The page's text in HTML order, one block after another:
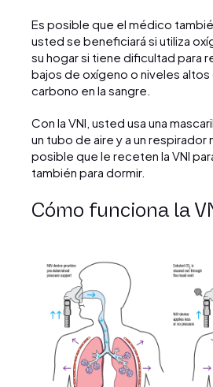
Es posible que el médico
usted se beneficiará si utiliza
su hogar si tiene dificultad para
bajos de oxígeno o niveles
carbono en la sangre.
Con la VNI, usted usa una
un tubo de aire y a un respirador
posible que le receten la VNI
también para dormir.
Cómo funciona la